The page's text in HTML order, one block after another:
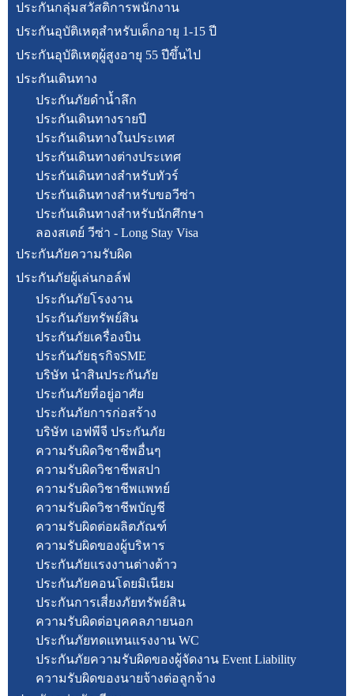
ประกันกลุ่มสวัสดิการพนักงาน
ประกันอุบัติเหตุสำหรับเด็กอายุ 1-15 ปี
ประกันอุบัติเหตุผู้สูงอายุ 55 ปีขึ้นไป
ประกันเดินทาง
ประกันภัยดำน้ำลึก
ประกันเดินทางรายปี
ประกันเดินทางในประเทศ
ประกันเดินทางต่างประเทศ
ประกันเดินทางสำหรับทัวร์
ประกันเดินทางสำหรับขอวีซ่า
ประกันเดินทางสำหรับนักศึกษา
ลองสเตย์ วีซ่า - Long Stay Visa
ประกันภัยความรับผิด
ประกันภัยผู้เล่นกอล์ฟ
ประกันภัยโรงงาน
ประกันภัยทรัพย์สิน
ประกันภัยเครื่องบิน
ประกันภัยธุรกิจSME
บริษัท นำสินประกันภัย
ประกันภัยที่อยู่อาศัย
ประกันภัยการก่อสร้าง
บริษัท เอฟพีจี ประกันภัย
ความรับผิดวิชาชีพอื่นๆ
ความรับผิดวิชาชีพสปา
ความรับผิดวิชาชีพแพทย์
ความรับผิดวิชาชีพบัญชี
ความรับผิดต่อผลิตภัณฑ์
ความรับผิดของผู้บริหาร
ประกันภัยแรงงานต่างด้าว
ประกันภัยคอนโดยมิเนียม
ประกันการเสี่ยงภัยทรัพย์สิน
ความรับผิดต่อบุคคลภายนอก
ประกันภัยทดแทนแรงงาน WC
ประกันภัยความรับผิดของผู้จัดงาน Event Liability
ความรับผิดของนายจ้างต่อลูกจ้าง